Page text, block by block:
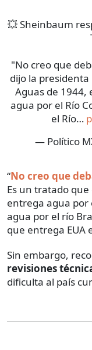
💥 Sheinbaum
"No creo que
dijo la presidenta
Aguas de 1944,
agua por el Río
el Río…
— Político
“No creo que
Es un tratado
entrega agua por
agua por el río
que entrega EUA
Sin embargo,
revisiones
dificulta al país